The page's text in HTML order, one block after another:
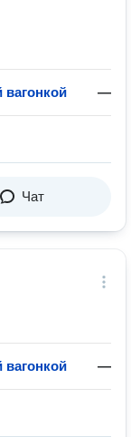
вагонкой —
Чат
вагонкой —